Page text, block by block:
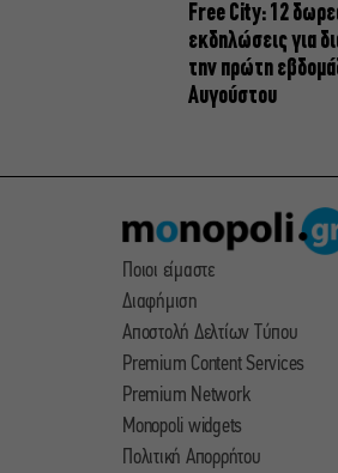
Free City: 12
εκδηλώσεις για
την πρώτη
Αυγούστου
Ποιοι είμαστε
Διαφήμιση
Αποστολή Δελτίων Τύπου
Premium Content Services
Premium Network
Monopoli widgets
Πολιτική Απορρήτου